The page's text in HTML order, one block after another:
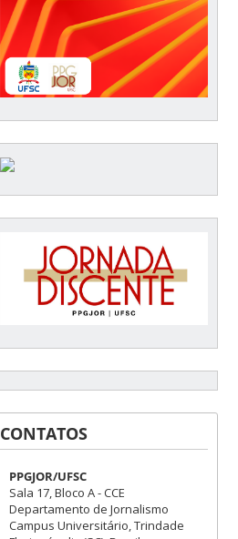
CONTATOS
PPGJOR/UFSC
Sala 17, Bloco A - CCE
Departamento de Jornalismo
Campus Universitário, Trindade